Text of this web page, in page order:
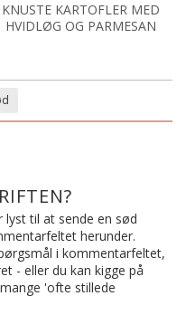
KNUSTE KARTOFLER MED
HVIDLØG OG PARMESAN
lyst til at sende en sød
herunder.
i kommentarfeltet,
- eller du kan kigge på
'ofte stillede